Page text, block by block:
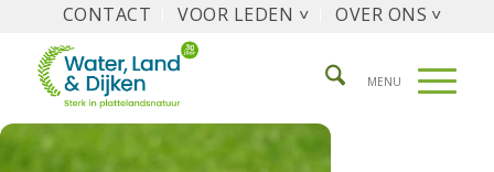
CONTACT VOOR LEDEN ˅ OVER ONS ˅